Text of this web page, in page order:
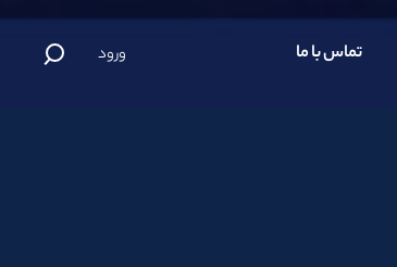
تماس با ما ورود